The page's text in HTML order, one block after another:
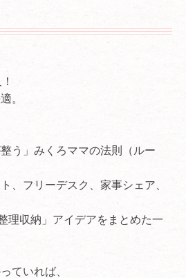
。
う」みくろママの法則（ルー
、フリーデスク、家事シェア、
理収納」アイデアをまとめた一
ていれば、